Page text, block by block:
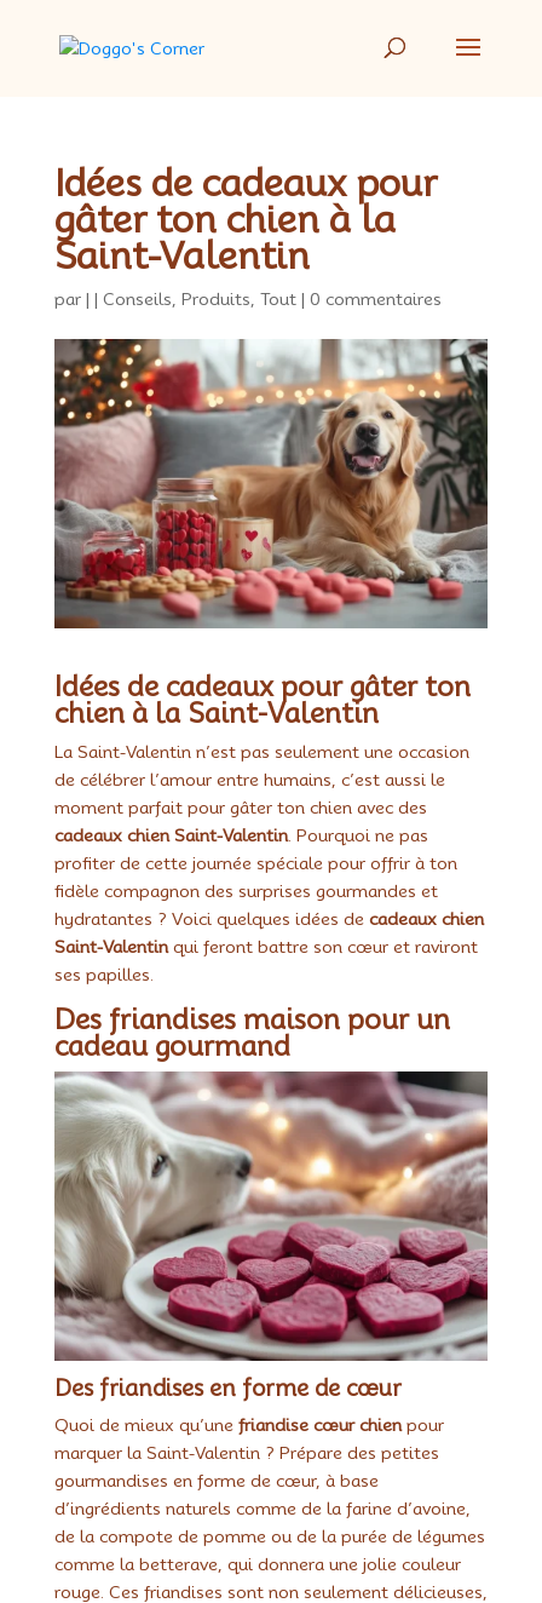
Idées de cadeaux pour
gâter ton chien à la
Saint-Valentin
par | | Conseils Produits Tout| 0 commentaires
Idées de cadeaux pour gâter ton
chien à la Saint-Valentin
La Saint-Valentin n’est pas seulement une occasion
de célébrer l’amour entre humains, c’est aussi le
moment parfait pour gâter ton chien avec des
cadeaux chien Saint-Valentin. Pourquoi ne pas
profiter de cette journée spéciale pour offrir à ton
fidèle compagnon des surprises gourmandes et
hydratantes ? Voici quelques idées de cadeaux chien
Saint-Valentinqui feront battre son cœur et raviront
ses papilles.
Des friandises maison pour un
cadeau gourmand
Des friandises en forme de cœur
Quoi de mieux qu’une friandise cœur chienpour
marquer la Saint-Valentin ? Prépare des petites
gourmandises en forme de cœur, à base
d’ingrédients naturels comme de la farine d’avoine,
de la compote de pomme ou de la purée de légumes
comme la betterave, qui donnera une jolie couleur
rouge. Ces friandises sont non seulement délicieuses,